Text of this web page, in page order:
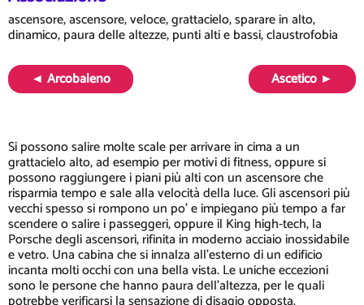
ascensore, ascensore, veloce, grattacielo, sparare in alto,
dinamico, paura delle altezze, punti alti e bassi, claustrofobia
◄ Arcobaleno
Ascetico ►
Si possono salire molte scale per arrivare in cima a un
grattacielo alto, ad esempio per motivi di fitness, oppure si
possono raggiungere i piani più alti con un ascensore che
risparmia tempo e sale alla velocità della luce. Gli ascensori più
vecchi spesso si rompono un po' e impiegano più tempo a far
scendere o salire i passeggeri, oppure il King high-tech, la
Porsche degli ascensori, rifinita in moderno acciaio inossidabile
e vetro. Una cabina che si innalza all'esterno di un edificio
incanta molti occhi con una bella vista. Le uniche eccezioni
sono le persone che hanno paura dell'altezza, per le quali